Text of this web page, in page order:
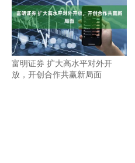
富明证券 扩大高水平对外开
放，开创合作共赢新局面